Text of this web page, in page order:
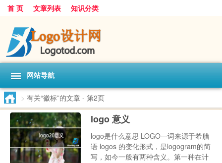
首 页 文章列表 知识分类
网站导航
> 有关“徽标”的文章 - 第2页
logo 意义
logo是什么意思 LOGO一词来源于希腊
语 logos 的变化形式，是logogram的简
写，如今一般有两种含义。第一种在计